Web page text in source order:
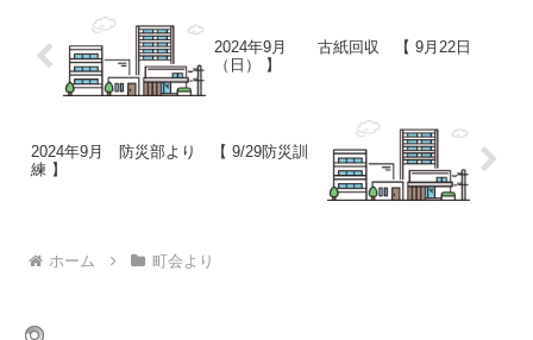
2024年9月 古紙回収 【 9月22日
（日） 】
2024年9月 防災部より 【 9/29防災訓
練 】
ホーム 町会より